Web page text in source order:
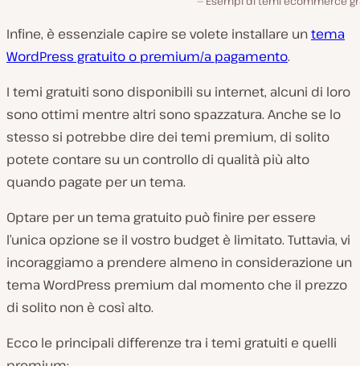
Infine, è essenziale capire se volete installare untema
WordPress gratuito o premium/a pagamento.
I temi gratuiti sono disponibili su internet, alcuni di loro
sono ottimi mentre altri sono spazzatura. Anche se lo
stesso si potrebbe dire dei temi premium, di solito
potete contare su un controllo di qualità più alto
quando pagate per un tema.
Optare per un tema gratuito può finire per essere
l’unica opzione se il vostro budget è limitato. Tuttavia, vi
incoraggiamo a prendere almeno in considerazione un
tema WordPress premium dal momento che il prezzo
di solito non è così alto.
Ecco le principali differenze tra i temi gratuiti e quelli